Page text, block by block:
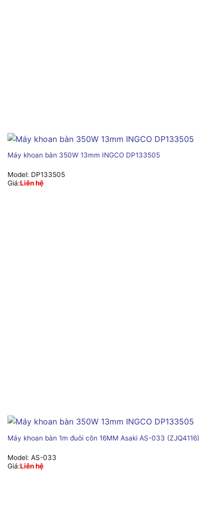
Máy khoan bàn 350W 13mm INGCO DP133505
Model: DP133505
Giá:Liên hệ
Máy khoan bàn 1m đuôi côn 16MM Asaki AS-033 (ZJQ4116)
Model: AS-033
Giá:Liên hệ